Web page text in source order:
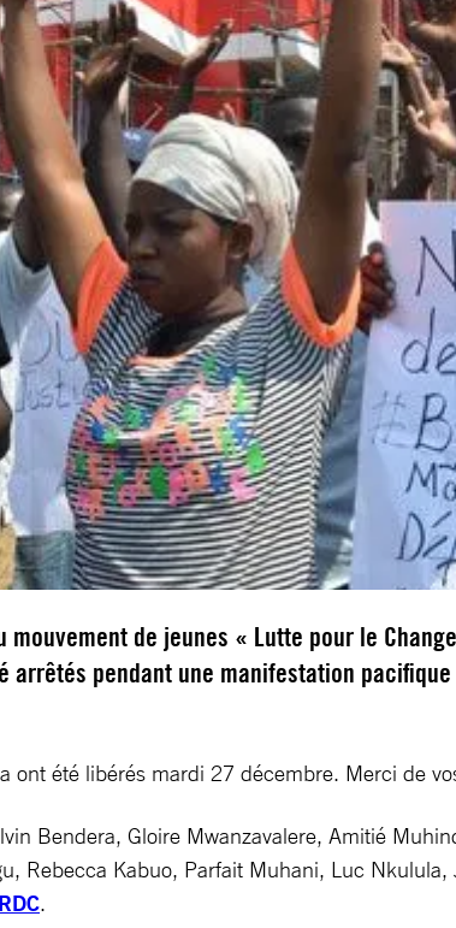
mouvement de jeunes « Lutte pour le
arrêtés pendant une manifestation pacifique
été libérés mardi 27 décembre. Merci de
Bendera, Gloire Mwanzavalere, Amitié
Rebecca Kabuo, Parfait Muhani, Luc
RDC.